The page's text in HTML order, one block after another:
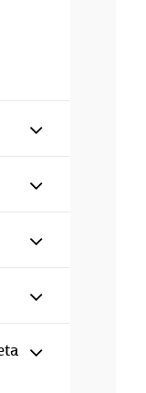
Erakutsi/
Erakutsi/
Erakutsi/
Erakutsi/
Erakutsi/